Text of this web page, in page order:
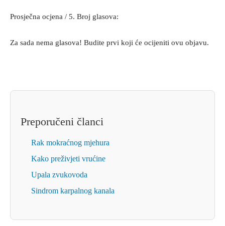
Prosječna ocjena / 5. Broj glasova:
Za sada nema glasova! Budite prvi koji će ocijeniti ovu objavu.
Preporučeni članci
Rak mokraćnog mjehura
Kako preživjeti vrućine
Upala zvukovoda
Sindrom karpalnog kanala